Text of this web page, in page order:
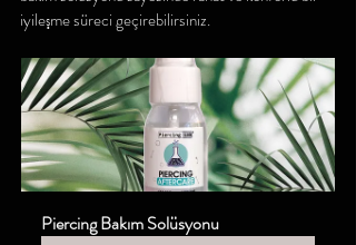
iyileşme süreci geçirebilirsiniz.
Piercing Bakım Solüsyonu